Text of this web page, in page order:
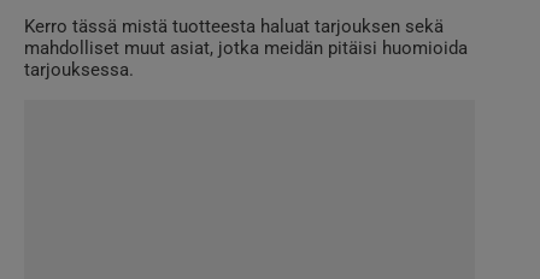
Kerro tässä mistä tuotteesta haluat tarjouksen sekä
mahdolliset muut asiat, jotka meidän pitäisi huomioida
tarjouksessa.